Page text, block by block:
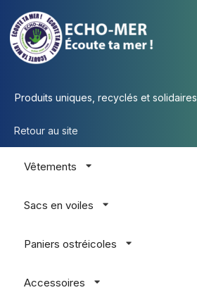
Produits uniques, recyclés et solidaires
Retour au site
Vêtements
Sacs en voiles
Paniers ostréicoles
Accessoires